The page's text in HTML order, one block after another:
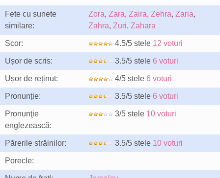
Fete cu sunete
similare:
Zora, Zara, Zaira, Zehra, Zaria,
Zahra, Zuri, Zahara
Scor: 4.5/5 stele 12 voturi
Ușor de scris: 3.5/5 stele 6 voturi
Ușor de reținut: 4/5 stele 6 voturi
Pronunție: 3.5/5 stele 6 voturi
Pronunţie
englezească:
3/5 stele 10 voturi
Părerile străinilor: 3.5/5 stele 10 voturi
Porecle: